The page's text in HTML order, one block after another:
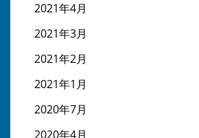
2021年4月
2021年3月
2021年2月
2021年1月
2020年7月
2020年4月